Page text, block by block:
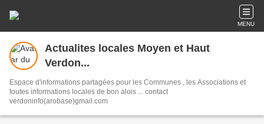
MENU
Actualites locales Moyen et Haut
Verdon...
Espace d'informations partagées pour les Communes , les Associations et
toutes informations locales de bon alois ... contact
verdoninfo(arobase)gmail.com